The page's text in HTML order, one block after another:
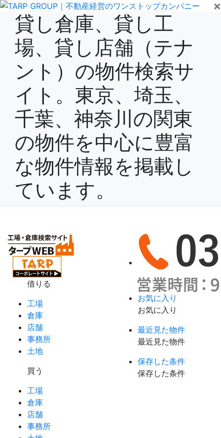
×
貸し倉庫、貸し工
場、貸し店舗（テナ
ント）の物件検索サ
イト。東京、埼玉、
千葉、神奈川の関東
の物件を中心に豊富
な物件情報を掲載し
ています。
借りる
工場
倉庫
店舗
事務所
土地
買う
工場
倉庫
店舗
事務所
お気に入り
お気に入り
最近見た物件
最近見た物件
保存した条件
保存した条件